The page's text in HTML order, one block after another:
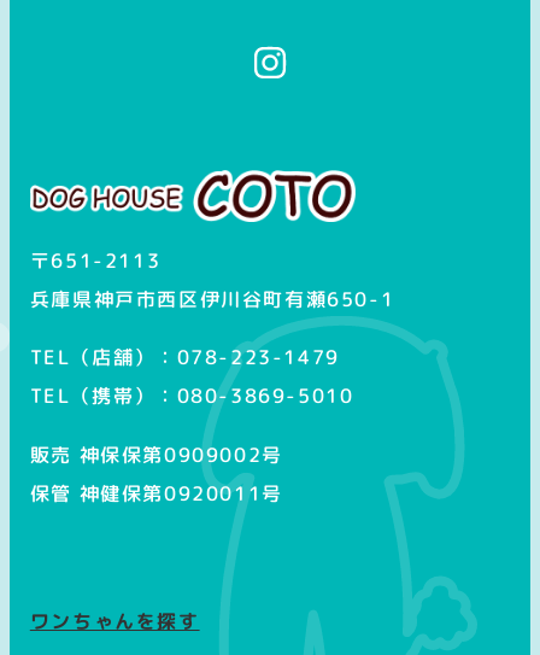
ム
〒651-2113
兵庫県神戸市西区伊川谷町有瀬650-1
TEL（店舗）：078-223-1479
TEL（携帯）：080-3869-5010
販売 神保保第0909002号
保管 神健保第0920011号
ワンちゃんを探す